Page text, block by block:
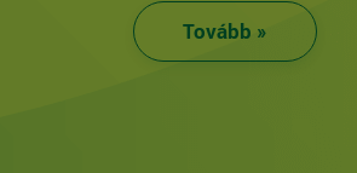
Tovább »